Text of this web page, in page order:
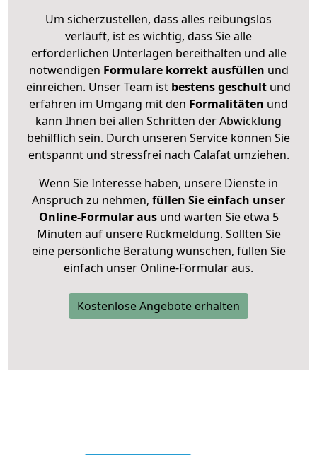
Um sicherzustellen, dass alles reibungslos
verläuft, ist es wichtig, dass Sie alle
erforderlichen Unterlagen bereithalten und alle
notwendigen Formulare korrekt ausfüllen und
einreichen. Unser Team ist bestens geschult und
erfahren im Umgang mit den Formalitäten und
kann Ihnen bei allen Schritten der Abwicklung
behilflich sein. Durch unseren Service können Sie
entspannt und stressfrei nach Calafat umziehen.
Wenn Sie Interesse haben, unsere Dienste in
Anspruch zu nehmen, füllen Sie einfach unser
Online-Formular ausund warten Sie etwa 5
Minuten auf unsere Rückmeldung. Sollten Sie
eine persönliche Beratung wünschen, füllen Sie
einfach unser Online-Formular aus.
Kostenlose Angebote erhalten